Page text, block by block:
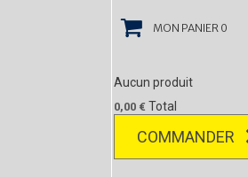
MON PANIER 0
Aucun produit
0,00 € Total
COMMANDER